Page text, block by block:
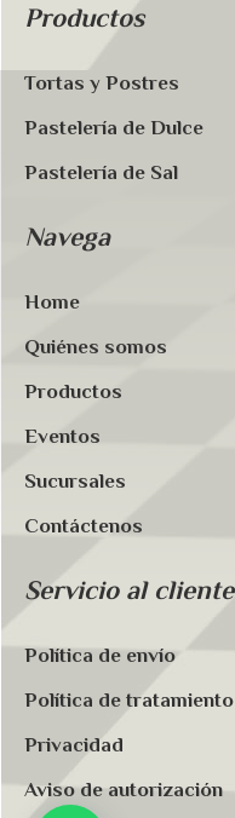
Productos
Tortas y Postres
Pastelería de Dulce
Pastelería de Sal
Navega
Home
Quiénes somos
Productos
Eventos
Sucursales
Contáctenos
Servicio al cliente
Política de envío
Política de
Privacidad
Aviso de autorización